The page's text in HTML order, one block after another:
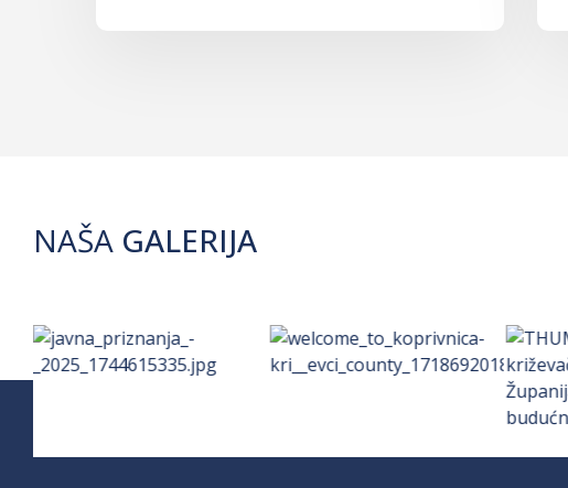
NAŠA GALERIJA